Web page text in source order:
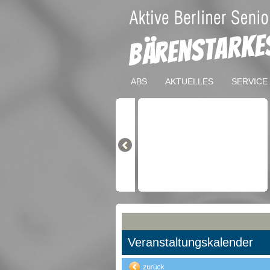
ABS AKTUELLES SERVICE
Veranstaltungskalender